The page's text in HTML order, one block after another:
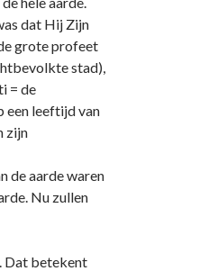
dat Hij Zijn
grote profeet
stad),
= de
een leeftijd van
zijn
de aarde waren
Nu zullen
Dat betekent